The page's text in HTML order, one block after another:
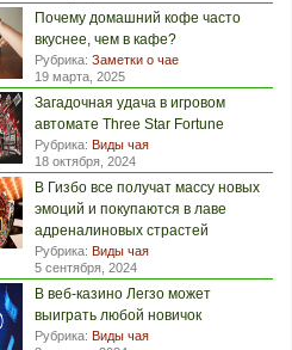
Почему домашний кофе часто
вкуснее, чем в кафе?
Рубрика: Заметки о чае
19 марта, 2025
Загадочная удача в игровом
автомате Three Star Fortune
Рубрика: Виды чая
18 октября, 2024
В Гизбо все получат массу новых
эмоций и покупаются в лаве
адреналиновых страстей
Рубрика: Виды чая
5 сентября, 2024
В веб-казино Легзо может
выиграть любой новичок
Рубрика: Виды чая